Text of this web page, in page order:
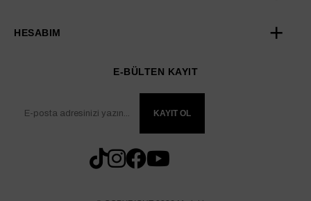
HESABIM
E-BÜLTEN KAYIT
KAYIT OL